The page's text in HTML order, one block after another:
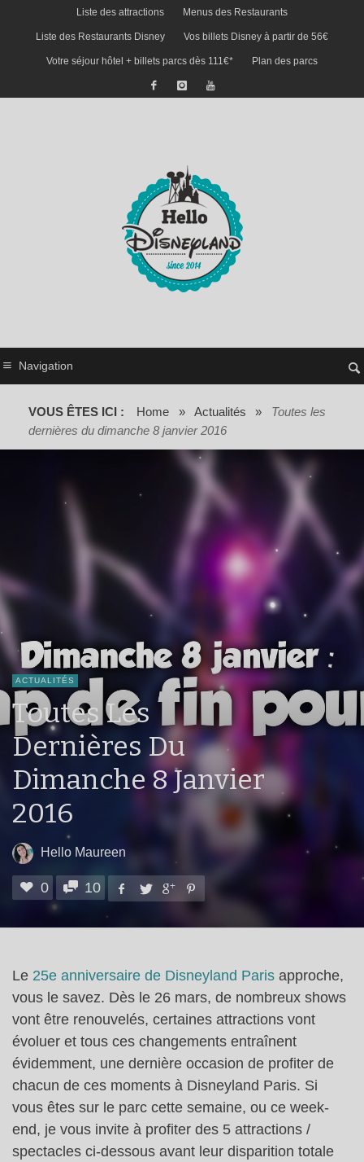
Liste des attractions Menus des Restaurants
Liste des Restaurants Disney Vos billets Disney à partir de 56€
Votre séjour hôtel + billets parcs dès 111€* Plan des parcs
Navigation
VOUS ÊTES ICI : Home » Actualités »
Toutes les
dernières du dimanche 8 janvier 2016
ACTUALITÉS
Toutes Les
Dernières Du
Dimanche 8 Janvier
2016
Hello Maureen
0 10
Le 25e anniversaire de Disneyland Paris approche,
vous le savez. Dès le 26 mars, de nombreux shows
vont être renouvelés, certaines attractions vont
évoluer et tous ces changements entraînent
évidemment, une dernière occasion de profiter de
chacun de ces moments à Disneyland Paris. Si
vous êtes sur le parc cette semaine, ou ce week-
end, je vous invite à profiter des 5 attractions /
spectacles ci-dessous avant leur disparition totale